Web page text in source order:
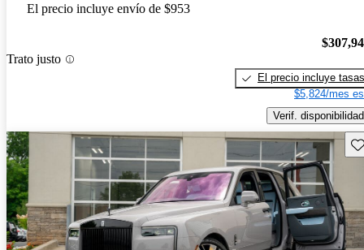
El precio incluye envío de $953
Trato justo
El precio incluye tasas
$5,824/mes
Verif. disponibilidad